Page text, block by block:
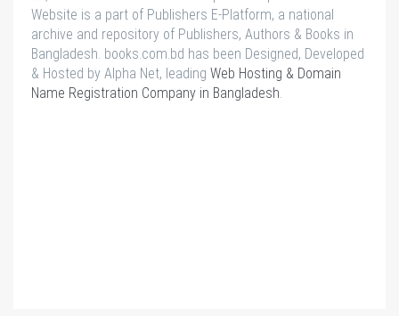
Website is a part of Publishers E-Platform, a national
archive and repository of Publishers, Authors & Books in
Bangladesh. books.com.bd has been Designed, Developed
& Hosted by Alpha Net, leading Web Hosting & Domain
Name Registration Company in Bangladesh